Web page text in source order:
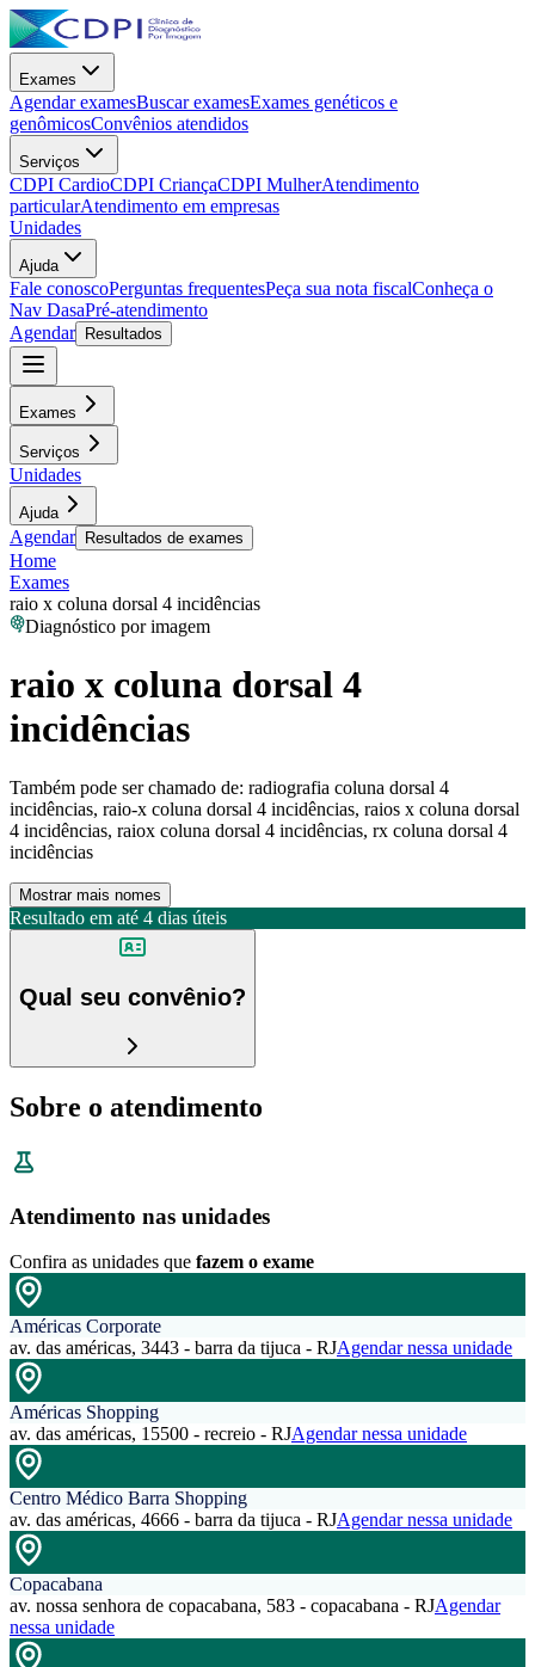
Exames
Agendar examesBuscar examesExames genéticos e
genômicosConvênios atendidos
Serviços
CDPI CardioCDPI CriançaCDPI MulherAtendimento
particularAtendimento em empresas
Unidades
Ajuda
Fale conoscoPerguntas frequentesPeça sua nota fiscalConheça o
Nav DasaPré-atendimento
Agendar
Resultados
Exames
Serviços
Unidades
Ajuda
Agendar Resultados de exames
Home
Exames
raio x coluna dorsal 4 incidências
Diagnóstico por imagem
raio x coluna dorsal 4
incidências
Também pode ser chamado de: radiografia coluna dorsal 4
incidências, raio-x coluna dorsal 4 incidências, raios x coluna dorsal
4 incidências, raiox coluna dorsal 4 incidências, rx coluna dorsal 4
incidências
Mostrar mais nomes
Resultado em até 4 dias úteis
Qual seu convênio?
Sobre o atendimento
Atendimento nas unidades
Confira as unidades que fazem o exame
Américas Corporate
av. das américas, 3443 - barra da tijuca - RJAgendar nessa unidade
Américas Shopping
av. das américas, 15500 - recreio - RJAgendar nessa unidade
Centro Médico Barra Shopping
av. das américas, 4666 - barra da tijuca - RJAgendar nessa unidade
Copacabana
av. nossa senhora de copacabana, 583 - copacabana - RJAgendar
nessa unidade